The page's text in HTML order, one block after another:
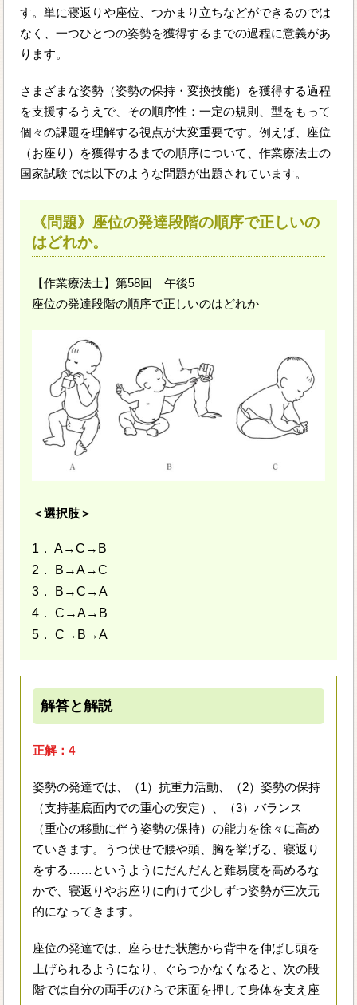
す。単に寝返りや座位、つかまり立ちなどができるのでは
なく、一つひとつの姿勢を獲得するまでの過程に意義があ
ります。
さまざまな姿勢（姿勢の保持・変換技能）を獲得する過程
を支援するうえで、その順序性：一定の規則、型をもって
個々の課題を理解する視点が大変重要です。例えば、座位
（お座り）を獲得するまでの順序について、作業療法士の
国家試験では以下のような問題が出題されています。
《問題》座位の発達段階の順序で正しいの
はどれか。
【作業療法士】第58回 午後5
座位の発達段階の順序で正しいのはどれか
＜選択肢＞
1． A→C→B
2． B→A→C
3． B→C→A
4． C→A→B
5． C→B→A
解答と解説
正解：4
姿勢の発達では、（1）抗重力活動、（2）姿勢の保持
（支持基底面内での重心の安定）、（3）バランス
（重心の移動に伴う姿勢の保持）の能力を徐々に高め
ていきます。うつ伏せで腰や頭、胸を挙げる、寝返り
をする……というようにだんだんと難易度を高めるな
かで、寝返りやお座りに向けて少しずつ姿勢が三次元
的になってきます。
座位の発達では、座らせた状態から背中を伸ばし頭を
上げられるようになり、ぐらつかなくなると、次の段
階では自分の両手のひらで床面を押して身体を支え座